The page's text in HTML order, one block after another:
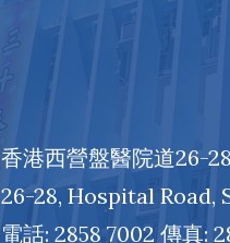
香港西營盤醫院道26-
26-28, Hospital Road,
電話: 2858 7002 傳真: